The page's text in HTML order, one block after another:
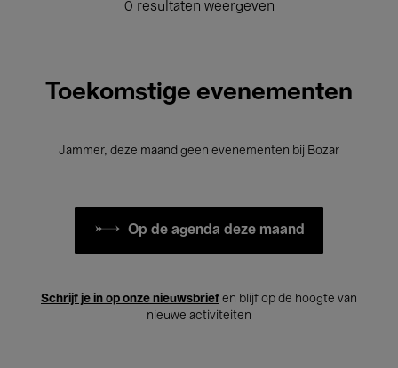
0 resultaten weergeven
Toekomstige evenementen
Jammer, deze maand geen evenementen bij Bozar
Op de agenda deze maand
Schrijf je in op onze nieuwsbrief en blijf op de hoogte van
nieuwe activiteiten